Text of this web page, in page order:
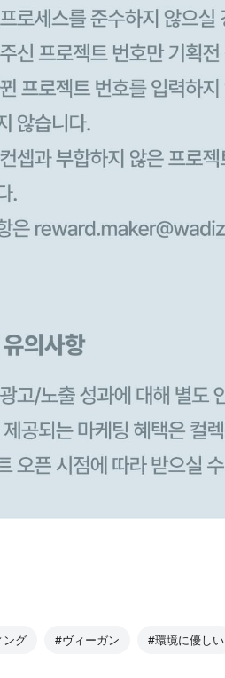
ング #ヴィーガン #環境に優しい